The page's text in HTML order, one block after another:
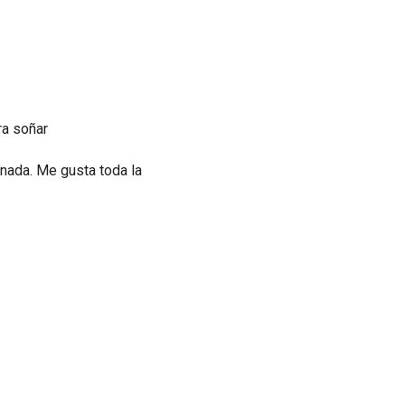
soñar
Me gusta toda la